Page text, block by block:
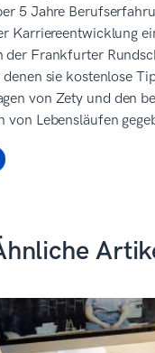
5 Jahre
Karriereentwicklung
der Frankfurter
sie kostenlose
von Zety und den
von Lebensläufen